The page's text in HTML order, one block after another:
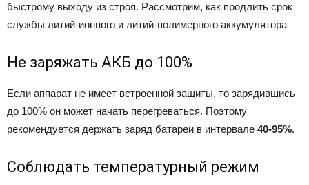
быстрому выходу из строя. Рассмотрим, как продлить срок
службы литий-ионного и литий-полимерного аккумулятора
Не заряжать АКБ до 100%
Если аппарат не имеет встроенной защиты, то зарядившись
до 100% он может начать перегреваться. Поэтому
рекомендуется держать заряд батареи в интервале 40-95%.
Соблюдать температурный режим